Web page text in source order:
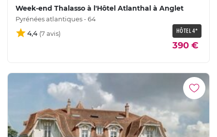
Week-end Thalasso à l'Hôtel Atlanthal à Anglet
Pyrénées atlantiques - 64
4,4 HÔTEL 4*
390 €